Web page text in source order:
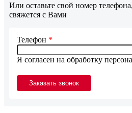
Или оставьте свой номер
свяжется с Вами
Я согласен на обработку
Телефон *